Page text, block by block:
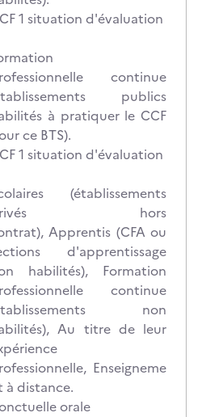
1 situation d'évaluation
continue
publics
à pratiquer le CCF
ce BTS).
1 situation d'évaluation
(établissements
hors
Apprentis (CFA ou
d'apprentissage
habilités), Formation
continue
non
Au titre de leur
Enseigneme
à distance.
orale